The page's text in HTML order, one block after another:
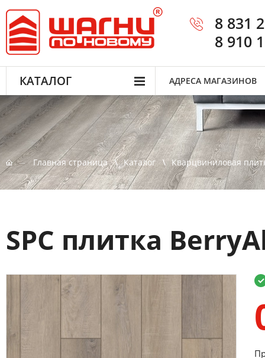
8 831
8 910
КАТАЛОГ АДРЕСА МАГАЗИНОВ
Главная страница Каталог Кварцвиниловая
SPC плитка